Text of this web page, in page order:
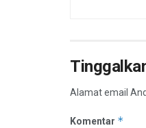
Alamat email
Komentar *